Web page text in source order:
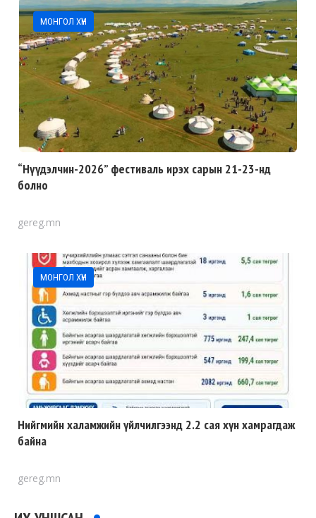
МОНГОЛ ХҮН
“Нүүдэлчин-2026” фестиваль ирэх сарын 21-23-нд
болно
gereg.mn
МОНГОЛ ХҮН
Нийгмийн халамжийн үйлчилгээнд 2.2 сая хүн хамрагдаж
байна
gereg.mn